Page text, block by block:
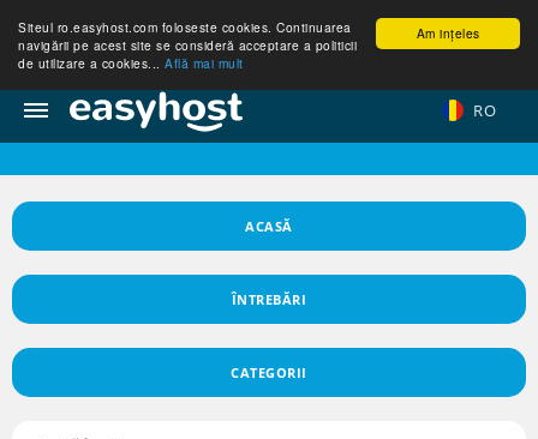
Am ințeles
Siteul ro.easyhost.com foloseste cookies. Continuarea
navigării pe acest site se consideră acceptare a politicii
de utilizare a cookies... Află mai mult
RO
ACASĂ
ÎNTREBĂRI
CATEGORII